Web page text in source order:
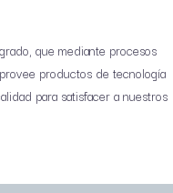
que mediante procesos
productos de tecnología
para satisfacer a nuestros